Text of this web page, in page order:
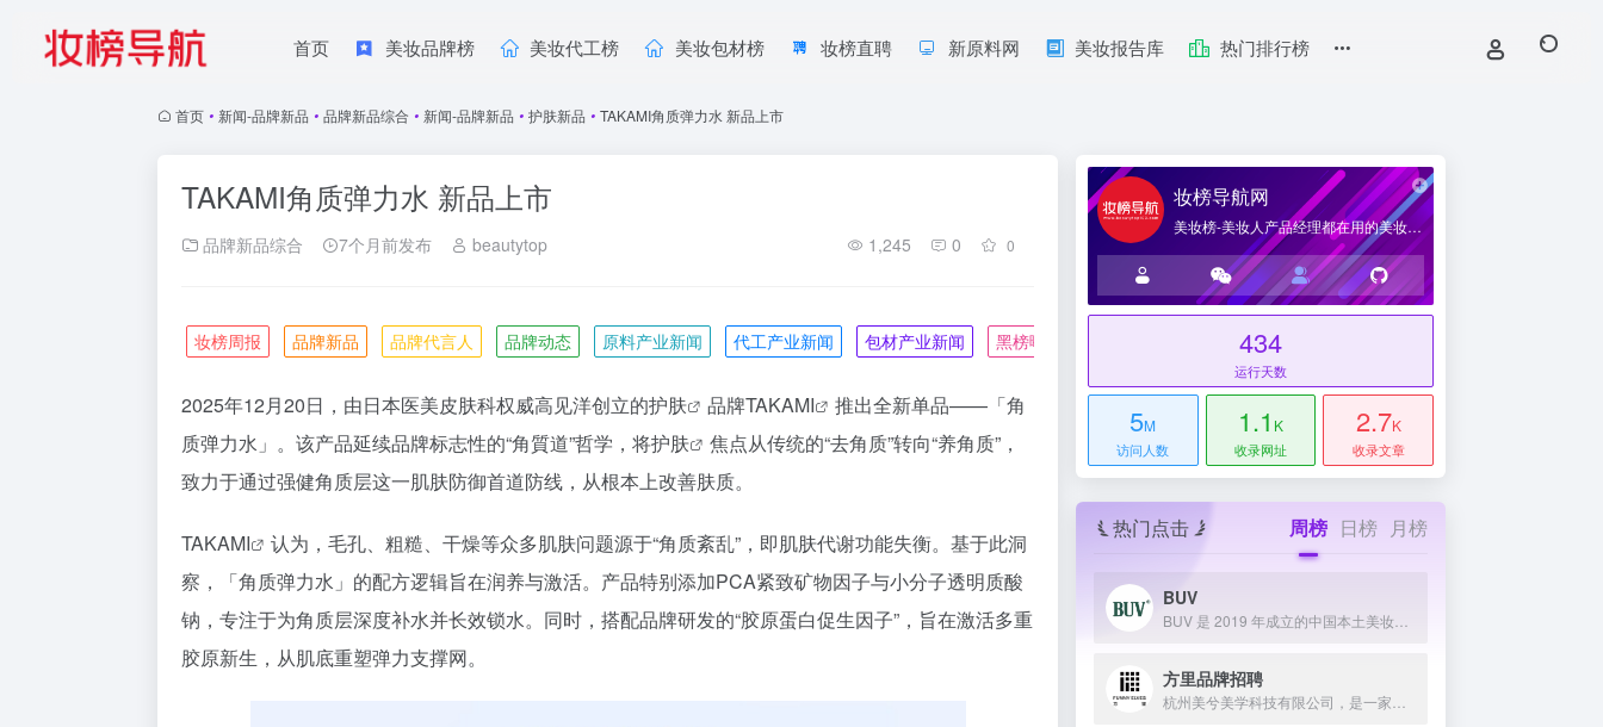
首页 美妆品牌榜 美妆代工榜 美妆包材榜 妆榜直聘 新原料网 美妆报告库 热门排行榜
首页 • 新闻-品牌新品 • 品牌新品综合 • 新闻-品牌新品 • 护肤新品 • TAKAMI角质弹力水 新品上市
TAKAMI角质弹力水 新品上市
品牌新品综合 7个月前发布 beautytop 1,245 0 0
妆榜周报 品牌新品 品牌代言人 品牌动态 原料产业新闻 代工产业新闻 包材产业新闻 黑榜曝光台
2025年12月20日，由日本医美皮肤科权威高见洋创立的护肤 品牌TAKAMI
推出全新单品——「角
质弹力水」。该产品延续品牌标志性的“角質道”哲学，将护肤
焦点从传统的“去角质”转向“养角质”，
致力于通过强健角质层这一肌肤防御首道防线，从根本上改善肤质。
TAKAMI
认为，毛孔、粗糙、干燥等众多肌肤问题源于“角质紊乱”，即肌肤代谢功能失衡。基于此洞
察，「角质弹力水」的配方逻辑旨在润养与激活。产品特别添加PCA紧致矿物因子与小分子透明质酸
钠，专注于为角质层深度补水并长效锁水。同时，搭配品牌研发的“胶原蛋白促生因子”，旨在激活多重
胶原新生，从肌底重塑弹力支撑网。
妆榜导航网
美妆榜-美妆人产品经理都在用的美妆产业导航网站
434
运行天数
5M
访问人数
1.1 K
收录网址
2.7K
收录文章
热门点击 周榜 日榜 月榜
BUV
方里品牌招聘